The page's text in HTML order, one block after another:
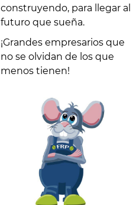
construyendo, para llegar al
futuro que sueña.
¡Grandes empresarios que
no se olvidan de los que
menos tienen!